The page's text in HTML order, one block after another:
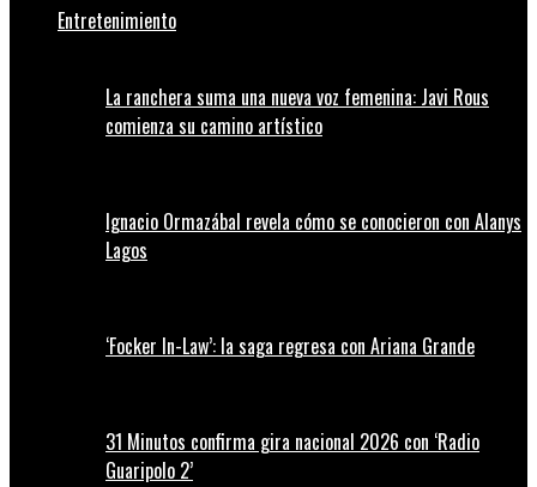
Entretenimiento
La ranchera suma una nueva voz femenina: Javi Rous
comienza su camino artístico
Ignacio Ormazábal revela cómo se conocieron con Alanys
Lagos
‘Focker In-Law’: la saga regresa con Ariana Grande
31 Minutos confirma gira nacional 2026 con ‘Radio
Guaripolo 2’